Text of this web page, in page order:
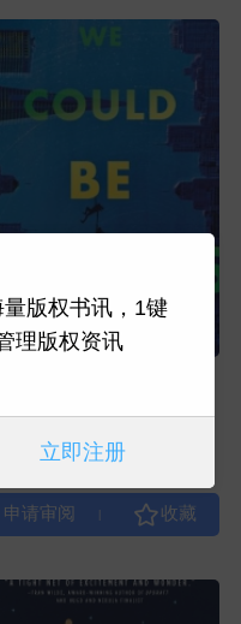
类型：小说传记
版权书讯，1键
理版权资讯
立即注册